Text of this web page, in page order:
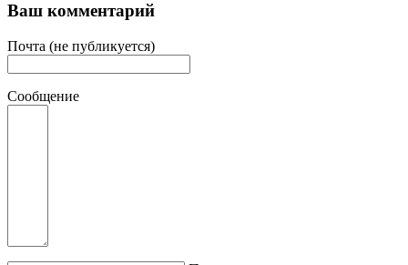
Ваш комментарий
Почта (не публикуется)
Сообщение